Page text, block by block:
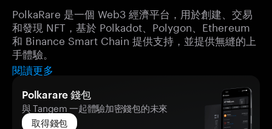
PolkaRare 是一個 Web3 經濟平台，用於創建、交易
和發現 NFT，基於 Polkadot、Polygon、Ethereum
和 Binance Smart Chain 提供支持，並提供無縫的上
手體驗。
閱讀更多
Polkarare 錢包
與 Tangem 一起體驗加密錢包的未來
取得錢包